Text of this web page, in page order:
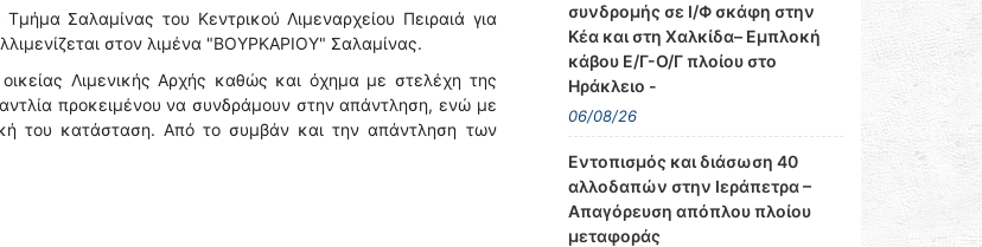
Σαλαμίνας του Κεντρικού Λιμεναρχείου Πειραιά για
στον λιμένα "ΒΟΥΡΚΑΡΙΟΥ" Σαλαμίνας.
Λιμενικής Αρχής καθώς και όχημα με στελέχη της
προκειμένου να συνδράμουν στην απάντληση, ενώ με
του κατάσταση. Από το συμβάν και την απάντληση των
συνδρομής σε Ι/Φ σκάφη στην
Κέα και στη Χαλκίδα– Εμπλοκή
κάβου Ε/Γ-Ο/Γ πλοίου στο
Ηράκλειο -
06/08/26
Εντοπισμός και διάσωση 40
αλλοδαπών στην Ιεράπετρα –
Απαγόρευση απόπλου πλοίου
μεταφοράς